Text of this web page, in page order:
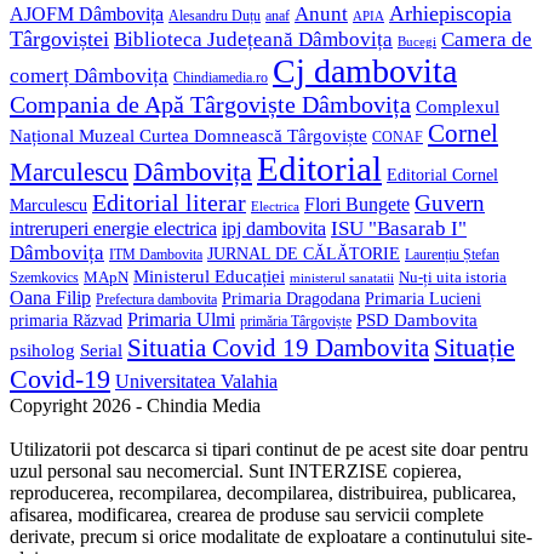
AJOFM Dâmbovița Alesandru Duțu anaf Anunt APIA Arhiepiscopia
Târgoviștei Biblioteca Județeană Dâmbovița Bucegi Camera de
comerț Dâmbovița Chindiamedia.ro Cj dambovita
Compania de Apă Târgoviște Dâmbovița Complexul
Național Muzeal Curtea Domnească Târgoviște CONAF Cornel
Marculescu DâmbovițaEditorial Editorial Cornel
Marculescu Editorial literar Electrica Flori Bungete Guvern
intreruperi energie electrica ipj dambovita ISU "Basarab I"
Dâmbovița ITM Dambovita JURNAL DE CĂLĂTORIE Laurențiu Ștefan
Szemkovics MApN Ministerul Educației ministerul sanatatii Nu-ți uita istoria
Oana Filip Prefectura dambovita Primaria Dragodana Primaria Lucieni
primaria Răzvad Primaria Ulmi primăria Târgoviște PSD Dambovita
psiholog Serial Situatia Covid 19 Dambovita Situație
Covid-19 Universitatea Valahia
Copyright 2026 - Chindia Media
Utilizatorii pot descarca si tipari continut de pe acest site doar pentru
uzul personal sau necomercial. Sunt INTERZISE copierea,
reproducerea, recompilarea, decompilarea, distribuirea, publicarea,
afisarea, modificarea, crearea de produse sau servicii complete
derivate, precum si orice modalitate de exploatare a continutului site-